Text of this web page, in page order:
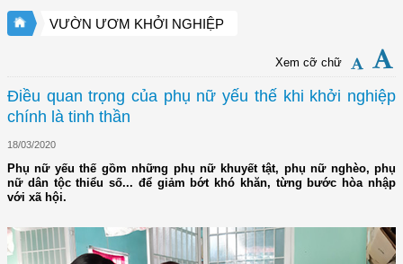
VƯỜN ƯƠM KHỞI NGHIỆP
Xem cỡ chữ
Điều quan trọng của phụ nữ yếu thế khi khởi nghiệp
chính là tinh thần
18/03/2020
Phụ nữ yếu thế gồm những phụ nữ khuyết tật, phụ nữ nghèo, phụ
nữ dân tộc thiểu số... để giảm bớt khó khăn, từng bước hòa nhập
với xã hội.